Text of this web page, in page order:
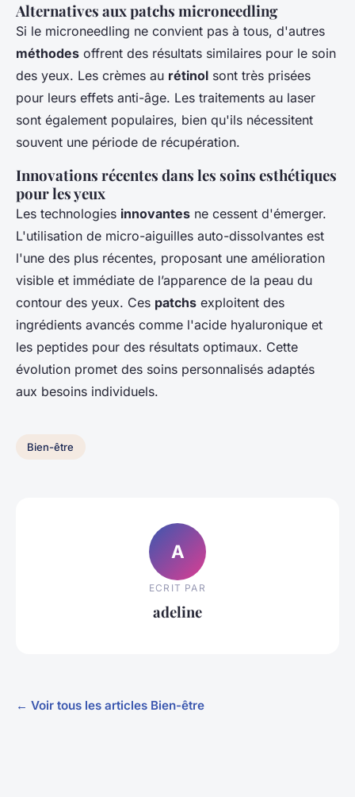
Alternatives aux patchs microneedling
Si le microneedling ne convient pas à tous, d'autres
méthodes offrent des résultats similaires pour le soin
des yeux. Les crèmes au rétinol sont très prisées
pour leurs effets anti-âge. Les traitements au laser
sont également populaires, bien qu'ils nécessitent
souvent une période de récupération.
Innovations récentes dans les soins esthétiques
pour les yeux
Les technologies innovantes ne cessent d'émerger.
L'utilisation de micro-aiguilles auto-dissolvantes est
l'une des plus récentes, proposant une amélioration
visible et immédiate de l’apparence de la peau du
contour des yeux. Ces patchs exploitent des
ingrédients avancés comme l'acide hyaluronique et
les peptides pour des résultats optimaux. Cette
évolution promet des soins personnalisés adaptés
aux besoins individuels.
Bien-être
A
ECRIT PAR
adeline
← Voir tous les articles Bien-être